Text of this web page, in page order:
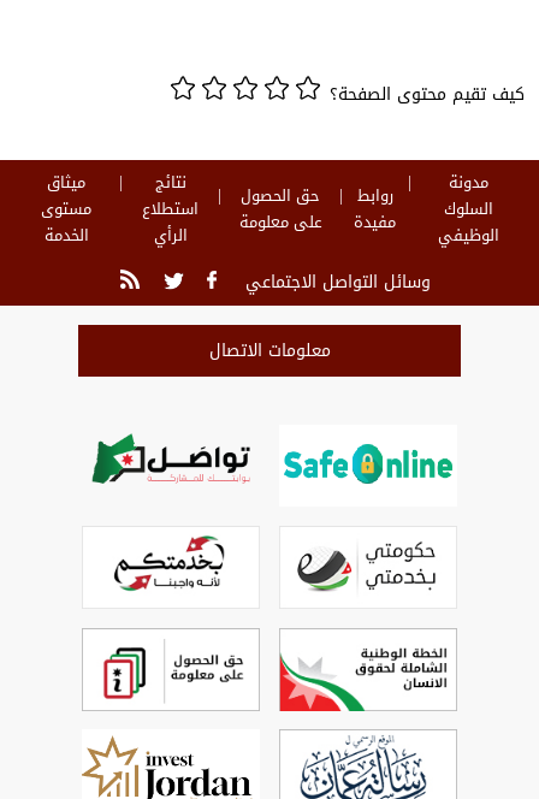
كيف تقيم محتوى الصفحة؟
مدونة
السلوك
الوظيفي
روابط
مفيدة
حق الحصول
على معلومة
نتائج
استطلاع
الرأي
ميثاق
مستوى
الخدمة
وسائل التواصل الاجتماعي
معلومات الاتصال